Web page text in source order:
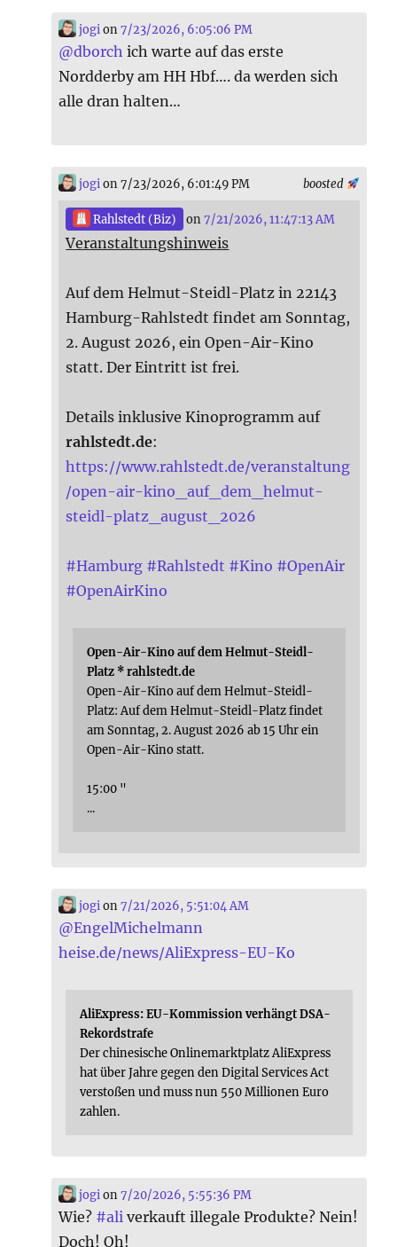
jogi on7/23/2026, 6:05:06 PM
@dborch ich warte auf das erste
Nordderby am HH Hbf…. da werden sich
alle dran halten…
boosted
jogi on 7/23/2026, 6:01:49 PM
Rahlstedt (Biz) on7/21/2026, 11:47:13 AM
Veranstaltungshinweis
Auf dem Helmut-Steidl-Platz in 22143
Hamburg-Rahlstedt findet am Sonntag,
2. August 2026, ein Open-Air-Kino
statt. Der Eintritt ist frei.
Details inklusive Kinoprogramm auf
rahlstedt.de:
https://www.rahlstedt.de/veranstaltung
/open-air-kino_auf_dem_helmut-
steidl-platz_august_2026
#Hamburg #Rahlstedt #Kino #OpenAir
#OpenAirKino
Open-Air-Kino auf dem Helmut-Steidl-
Platz * rahlstedt.de
Open-Air-Kino auf dem Helmut-Steidl-
Platz: Auf dem Helmut-Steidl-Platz findet
am Sonntag, 2. August 2026 ab 15 Uhr ein
Open-Air-Kino statt.
15:00 "
...
jogion7/21/2026, 5:51:04 AM
@EngelMichelmann
heise.de/news/AliExpress-EU-Ko
AliExpress: EU-Kommission verhängt DSA-
Rekordstrafe
Der chinesische Onlinemarktplatz AliExpress
hat über Jahre gegen den Digital Services Act
verstoßen und muss nun 550 Millionen Euro
zahlen.
jogion7/20/2026, 5:55:36 PM
Wie? #ali verkauft illegale Produkte? Nein!
Doch! Oh!